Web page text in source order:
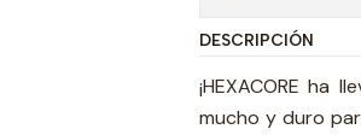
DESCRIPCIÓN
¡HEXACORE ha
mucho y duro